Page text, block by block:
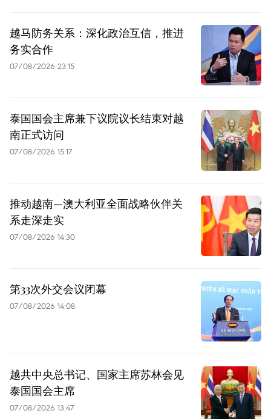
越马防务关系：深化政治互信，推进
务实合作
07/08/2026 23:15
泰国国会主席兼下议院议长结束对越
南正式访问
07/08/2026 15:17
推动越南—澳大利亚全面战略伙伴关
系走深走实
07/08/2026 14:30
第33次外交会议闭幕
07/08/2026 14:08
越共中央总书记、国家主席苏林会见
泰国国会主席
07/08/2026 13:47